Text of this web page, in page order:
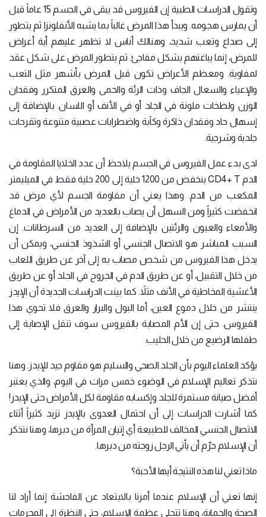
وتقول الدراسات الطبية إن الفيروس قد يبقى في الجسم 15 عاماً قبل
أن يمارس هجومه. ويبدأ هذا المرض غالباً بما يشبه الأنفلونزا ثم يتطور
إلى صداع وتعب شديد، وهنالك أناس لا تظهر عليهم أية أعراض
للمرض، إنما يباغتهم بشكل مفاجئ. ثم يتطور المرض على شكل عقد
لمفاوية. ومعظم الأعراض تكون قبل المرض بأشهر مثل التعب
والإعياء والسعال الجاف وذات الرئة والحمى والعرق المتكرر وفقدان
الوزن ولطخات ملونة في الجلد أو في الأنف أو اللسان. بالإضافة إلى
إسهال حاد وفقدان ذاكرة وكآبة واضطرابات عصبية متنوعة وتقرحات
جلدية وشرجية.
لدى بدء عمل الفيروس في الجسم يلاحظ أن عدد الخلايا المقاومة في
الدم CD4+ T ينخفض من 1200 خلية إلى 200 خلية فقط في الميليمتر
المكعب من الدم. وهذا يعني أن مقاومة الجسم لأي مرض قد
انخفضت كثيراً ومن السهل أن يصاب بالعديد من الأمراض في الدماغ
والأمعاء والعيون والرئتين بالإضافة إلى العديد من السرطانات. إن
السبب المباشر هو الاتصال الجنسي أو الشذوذ الجنسي، ويمكن أن
يدخل هذا الفيروس من شخص مصاب به إلى آخر عن طريق اللعاب
من خلال التقبيل، أو عن طريق الدم في الجروح في الجلد أو عن طريق
الأغشية المخاطية في الأنف مثلاً. كما بينت الدراسات الجديدة أن الإيدز
ينتشر من خلال دموع العين، أما البول والبراز والعرق فلا تحوي هذا
الفيروس. حتى إن الأم المصابة بالفيروس سوف تنقل الإصابة إلى
طفلها الرضيع من خلال الحليب.
يؤكد العلماء اليوم بأن الجلد الصحي والسليم هو مقاوم جيد للإيدز. وهنا
نتذكر تعاليم الإسلام في الوضوء خمس مرات في اليوم، والذي يعتبر
أفضل صيانة مستمرة للجلد وإكسابه مقاومة لكل الأمراض حتى الإيدز!
كما أشارت الدراسات إلى أن احتمال العدوى بالإيدز تزيد كثيراً أثناء
الاتصال الجنسي المخالف للطبيعة أي إتيان المرأة من دبرها، وهنا نتذكر
أن الإسلام حرّم أن يأتي الرجل زوجته من دبرها.
ماذا تعني لنا هذه النتيجة أيها الأحبة؟
إنها تعني أن الإسلام عندما أمرنا بالابتعاد عن الفاحشة إنما أراد لنا
الصحة والحماية، وهنا تتجلى عظمة الإسلام، حتى النظرة إلى المحرمات